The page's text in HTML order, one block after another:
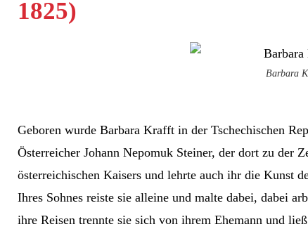
1825)
Barbara
Geboren wurde Barbara Krafft in der Tschechischen
Österreicher Johann Nepomuk Steiner, der dort zu der
österreichischen Kaisers und lehrte auch ihr die Kunst
Ihres Sohnes reiste sie alleine und malte dabei, dabei
ihre Reisen trennte sie sich von ihrem Ehemann und